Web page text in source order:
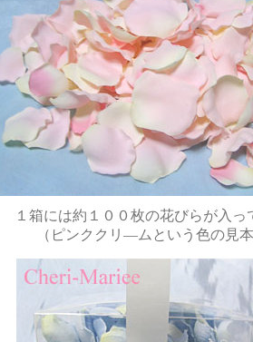
１箱には約１００枚の花びらが入っ
（ピンククリ―ムという色の見